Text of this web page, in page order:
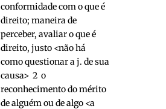
conformidade com o que é
direito; maneira de
perceber, avaliar o que é
direito, justo <não há
como questionar a j. de sua
causa> 2 o
reconhecimento do mérito
de alguém ou de algo <a